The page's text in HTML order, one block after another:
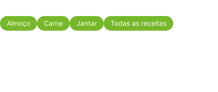
Almoço Carne Jantar Todas as receitas